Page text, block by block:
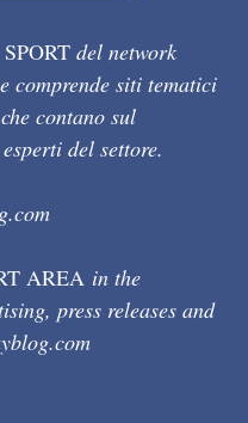
SPORT del network
comprende siti tematici
contano sul
del settore.
AREA in the
press releases and